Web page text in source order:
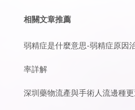
相關文章推薦
弱精症是什麼意思-弱精症原因
率詳解
深圳藥物流產與手術人流邊種